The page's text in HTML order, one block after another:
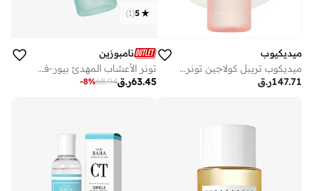
ميديكيوب
ميديكوب تريبل كولاجين تونر 4.0
ر.ق147.71
5
(
1
)
نامبوزين
تونر الأعشاب المهدئ بيور-فول رقم 1
ر.ق63.45
68.94
-8%